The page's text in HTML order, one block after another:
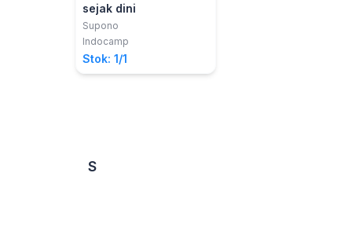
sejak dini
Supono
Indocamp
Stok: 1/1
S